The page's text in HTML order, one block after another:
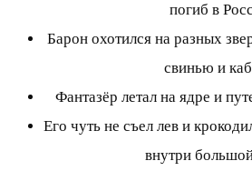
погиб в
Барон охотился на разных
свинью и
Фантазёр летал на ядре и
Его чуть не съел лев и
внутри